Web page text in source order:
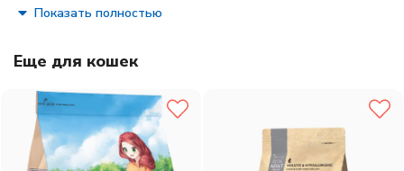
Медленное разгрызание и поглощение корма: забота о
гигиене ротовой полости . Чтобы кошка по возможности не
проглатывала корм, не разгрызая, ей необходимы крокеты
особой формы и размера — тогда их поедание будет более
Показать полностью
Еще для кошек